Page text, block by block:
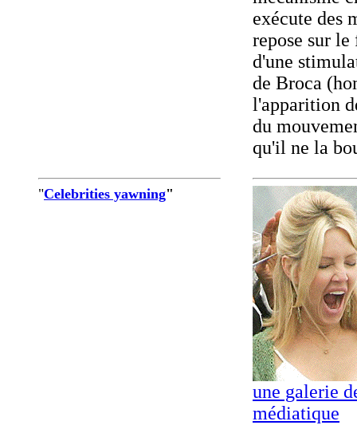
exécute des
repose sur
d'une
de Broca
l'apparition
du
qu'il ne la
"Celebrities yawning"
une galerie
médiatique